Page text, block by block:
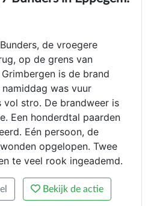
de vroegere
op de grens van
is de brand
was vuur
vol stro. De brandweer is
Een honderdtal paarden
Eén persoon, de
opgelopen. Twee
te veel rook ingeademd.
Bekijk de actie